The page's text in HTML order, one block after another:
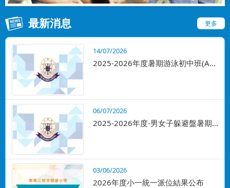
更多
最新消息
14/07/2026
2025-2026年度暑期游泳初中班(A...
06/07/2026
2025-2026年度-男女子躲避盤暑期...
03/06/2026
2026年度小一統一派位結果公布